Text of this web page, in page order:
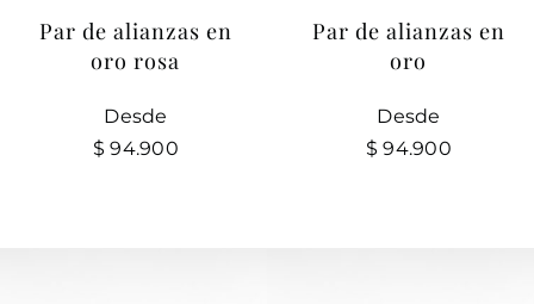
Par de alianzas en
oro rosa
Desde
$ 94.900
Par de alianzas en
oro
Desde
$ 94.900